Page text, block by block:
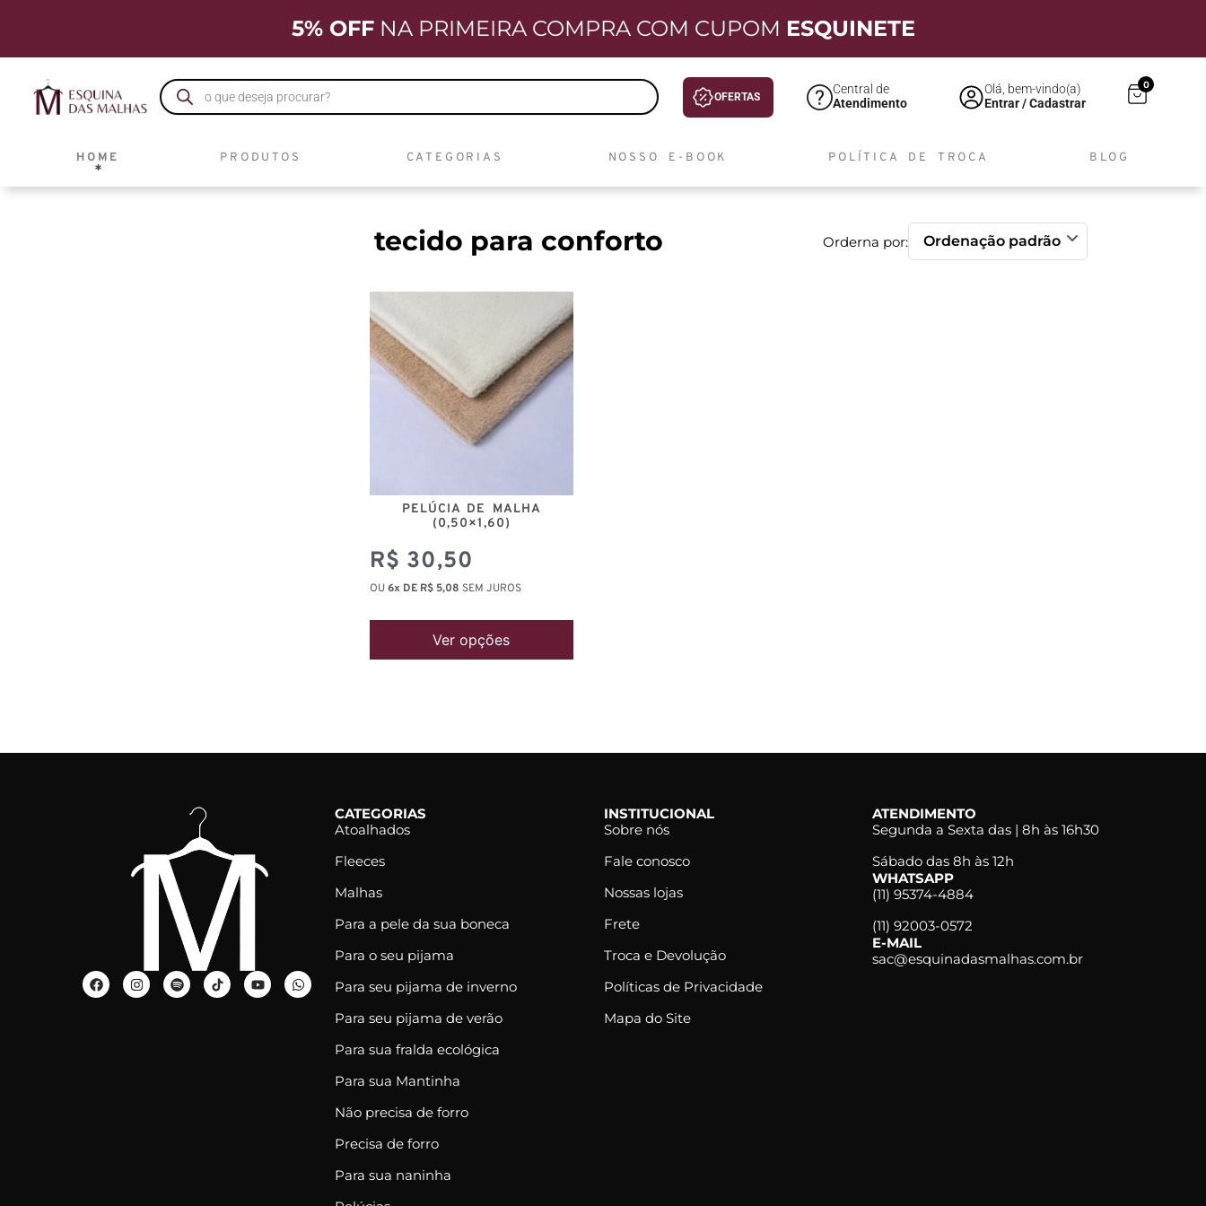
5% OFFNA PRIMEIRA COMPRA COM CUPOM ESQUINETE
OFERTAS
Central de
Atendimento
Olá, bem-vindo(a)
Entrar / Cadastrar
0
HOME PRODUTOS CATEGORIAS NOSSO E-BOOK POLÍTICA DE TROCA BLOG
tecido para conforto Orderna por:
PELÚCIA DE MALHA
(0,50×1,60)
R$ 30,50
OU6x DE R$ 5,08 SEM JUROS
Ver opções
CATEGORIAS
Atoalhados
Fleeces
Malhas
Para a pele da sua boneca
Para o seu pijama
Para seu pijama de inverno
Para seu pijama de verão
Para sua fralda ecológica
Para sua Mantinha
Não precisa de forro
Precisa de forro
Para sua naninha
INSTITUCIONAL
Sobre nós
Fale conosco
Nossas lojas
Frete
Troca e Devolução
Políticas de Privacidade
Mapa do Site
ATENDIMENTO
Segunda a Sexta das | 8h às 16h30
Sábado das 8h às 12h
WHATSAPP
(11) 95374-4884
(11) 92003-0572
E-MAIL
sac@esquinadasmalhas.com.br